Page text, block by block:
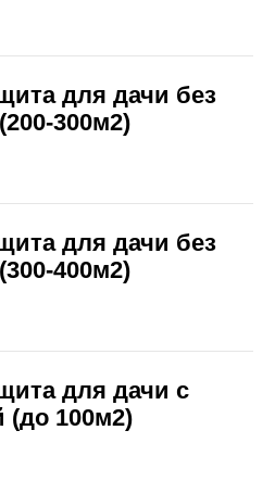
для дачи без
300м2)
для дачи без
400м2)
для дачи с
(до 100м2)